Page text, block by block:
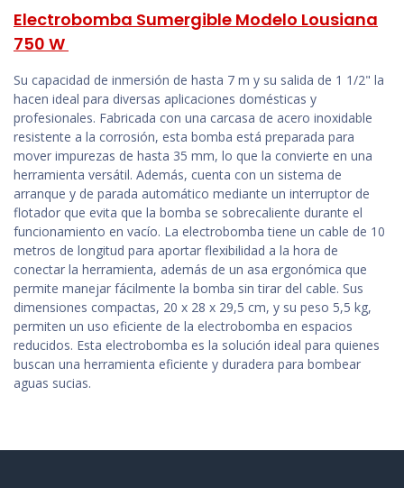
Electrobomba Sumergible Modelo Lousiana
750 W
Su capacidad de inmersión de hasta 7 m y su salida de 1 1/2" la
hacen ideal para diversas aplicaciones domésticas y
profesionales. Fabricada con una carcasa de acero inoxidable
resistente a la corrosión, esta bomba está preparada para
mover impurezas de hasta 35 mm, lo que la convierte en una
herramienta versátil. Además, cuenta con un sistema de
arranque y de parada automático mediante un interruptor de
flotador que evita que la bomba se sobrecaliente durante el
funcionamiento en vacío. La electrobomba tiene un cable de 10
metros de longitud para aportar flexibilidad a la hora de
conectar la herramienta, además de un asa ergonómica que
permite manejar fácilmente la bomba sin tirar del cable. Sus
dimensiones compactas, 20 x 28 x 29,5 cm, y su peso 5,5 kg,
permiten un uso eficiente de la electrobomba en espacios
reducidos. Esta electrobomba es la solución ideal para quienes
buscan una herramienta eficiente y duradera para bombear
aguas sucias.